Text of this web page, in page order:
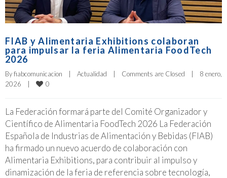
FIAB y Alimentaria Exhibitions colaboran
para impulsar la feria Alimentaria FoodTech
2026
By fiabcomunicacion | Actualidad | Comments are Closed |
8 enero,
2026
| 0
La Federación formará parte del Comité Organizador y
Científico de Alimentaria FoodTech 2026 La Federación
Española de Industrias de Alimentación y Bebidas (FIAB)
ha firmado un nuevo acuerdo de colaboración con
Alimentaria Exhibitions, para contribuir al impulso y
dinamización de la feria de referencia sobre tecnología,